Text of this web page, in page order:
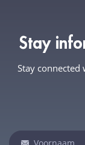
Stay
Stay
Newsletter
Indien